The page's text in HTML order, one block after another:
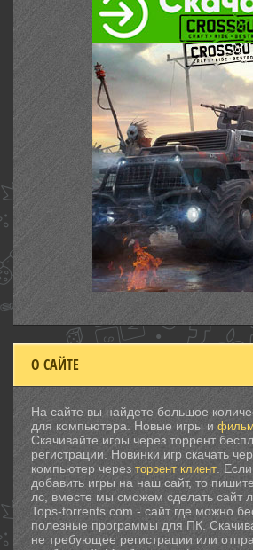
О САЙТЕ
На сайте вы найдете большое
для компьютера. Новые игры и
Скачивайте игры через торрент
регистрации. Новинки игр скачать
компьютер через торрент клиент .
добавить игры на наш сайт, то
лс, вместе мы сможем сделать сайт
Tops-torrents.com - сайт где можно
полезные программы для ПК.
не требующее регистрации или